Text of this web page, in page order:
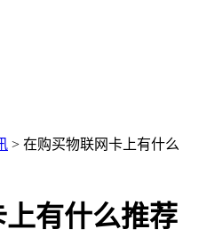
> 在购买物联网卡上有什么
有什么推荐